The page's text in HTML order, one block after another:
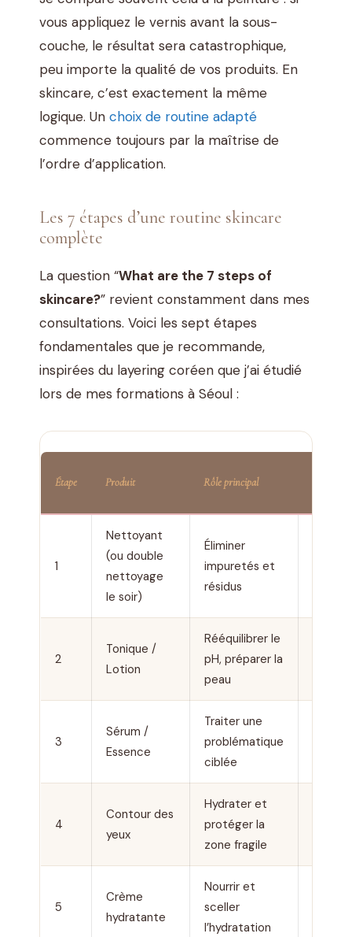
vous appliquez le vernis avant la sous-
couche, le résultat sera catastrophique,
peu importe la qualité de vos produits. En
skincare, c’est exactement la même
logique. Un choix de routine adapté
commence toujours par la maîtrise de
l’ordre d’application.
Les 7 étapes d’une routine skincare
complète
La question “What are the 7 steps of
skincare?” revient constamment dans mes
consultations. Voici les sept étapes
fondamentales que je recommande,
inspirées du layering coréen que j’ai étudié
lors de mes formations à Séoul :
Étape Produit Rôle principal
1
Nettoyant
(ou double
nettoyage
le soir)
Éliminer
impuretés et
résidus
2
Tonique /
Lotion
Rééquilibrer le
pH, préparer la
peau
3
Sérum /
Essence
Traiter une
problématique
ciblée
4
Contour des
yeux
Hydrater et
protéger la
zone fragile
5
Crème
hydratante
Nourrir et
sceller
l’hydratation